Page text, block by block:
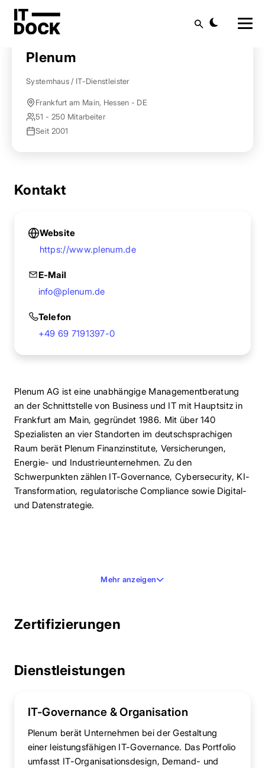
Startseite Anbieter finden
Plenum
Systemhaus / IT-Dienstleister
Frankfurt am Main, Hessen - DE
51 - 250 Mitarbeiter
Seit 2001
Kontakt
Website
https://www.plenum.de
E-Mail
info@plenum.de
Telefon
+49 69 7191397-0
Plenum AG ist eine unabhängige Managementberatung
an der Schnittstelle von Business und IT mit Hauptsitz in
Frankfurt am Main, gegründet 1986. Mit über 140
Spezialisten an vier Standorten im deutschsprachigen
Raum berät Plenum Finanzinstitute, Versicherungen,
Energie- und Industrieunternehmen. Zu den
Schwerpunkten zählen IT-Governance, Cybersecurity, KI-
Transformation, regulatorische Compliance sowie Digital-
und Datenstrategie.
Mehr anzeigen
Zertifizierungen
Dienstleistungen
IT-Governance & Organisation
Plenum berät Unternehmen bei der Gestaltung
einer leistungsfähigen IT-Governance. Das Portfolio
umfasst IT-Organisationsdesign, Demand- und